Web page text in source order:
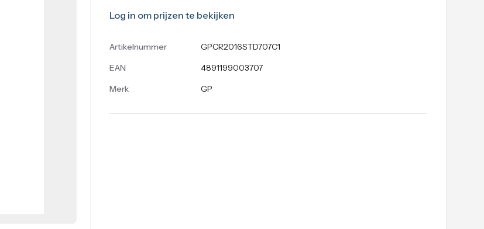
Log in om prijzen te bekijken
Artikelnummer
GPCR2016STD707C1
EAN
4891199003707
Merk
GP